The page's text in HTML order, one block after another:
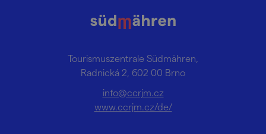
Tourismuszentrale Südmähren,
Radnická 2, 602 00 Brno
info@ccrjm.cz
www.ccrjm.cz/de/